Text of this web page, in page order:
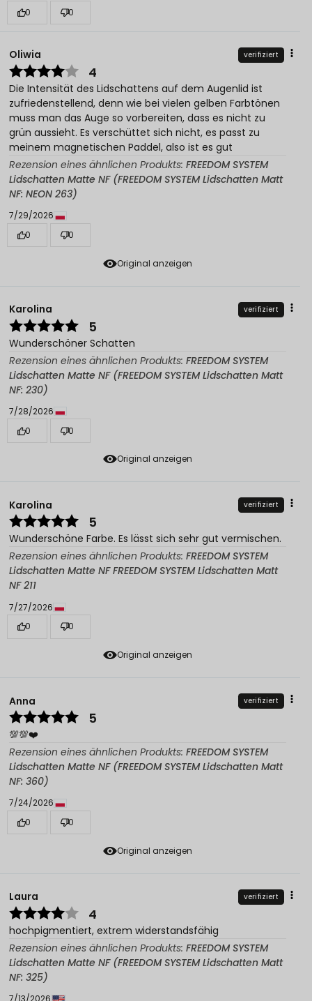
0
0
Original anzeigen
Oliwia verifiziert
4
Die Intensität des Lidschattens auf dem Augenlid ist
zufriedenstellend, denn wie bei vielen gelben Farbtönen
muss man das Auge so vorbereiten, dass es nicht zu
grün aussieht. Es verschüttet sich nicht, es passt zu
meinem magnetischen Paddel, also ist es gut
Rezension eines ähnlichen Produkts: FREEDOM SYSTEM
Lidschatten Matte NF (FREEDOM SYSTEM Lidschatten Matt
NF: NEON 263)
7/29/2026
0
0
Original anzeigen
Karolina verifiziert
5
Wunderschöner Schatten
Rezension eines ähnlichen Produkts: FREEDOM SYSTEM
Lidschatten Matte NF (FREEDOM SYSTEM Lidschatten Matt
NF: 230)
7/28/2026
0
0
Original anzeigen
Karolina verifiziert
5
Wunderschöne Farbe. Es lässt sich sehr gut vermischen.
Rezension eines ähnlichen Produkts: FREEDOM SYSTEM
Lidschatten Matte NF FREEDOM SYSTEM Lidschatten Matt
NF 211
7/27/2026
0
0
Original anzeigen
Anna verifiziert
5
💯💯❤️
Rezension eines ähnlichen Produkts: FREEDOM SYSTEM
Lidschatten Matte NF (FREEDOM SYSTEM Lidschatten Matt
NF: 360)
7/24/2026
0
0
Laura verifiziert
4
hochpigmentiert, extrem widerstandsfähig
Rezension eines ähnlichen Produkts: FREEDOM SYSTEM
Lidschatten Matte NF (FREEDOM SYSTEM Lidschatten Matt
NF: 325)
7/13/2026